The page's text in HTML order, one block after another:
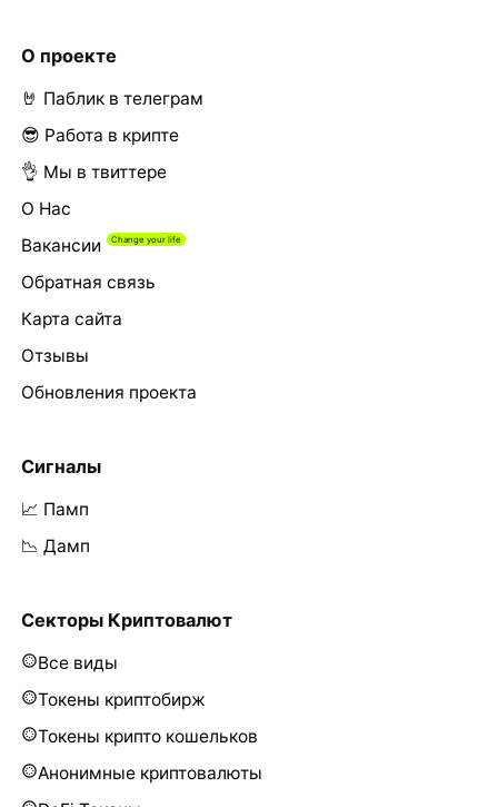
О проекте
🤘 Паблик в телеграм
😎 Работа в крипте
👌 Мы в твиттере
О Нас
Вакансии
Обратная связь
Карта сайта
Отзывы
Обновления проекта
Сигналы
📈 Памп
📉 Дамп
Секторы Криптовалют
Все виды
Токены криптобирж
Токены крипто кошельков
Анонимные криптовалюты